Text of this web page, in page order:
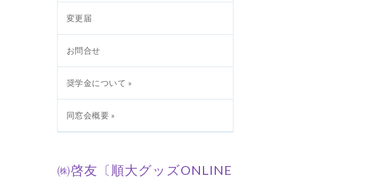
変更届
お問合せ
奨学金について »
同窓会概要 »
㈱啓友〔順大グッズONLINE